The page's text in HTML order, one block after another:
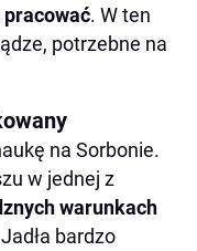
pracować. W ten
potrzebne na
na Sorbonie.
w jednej z
warunkach
bardzo